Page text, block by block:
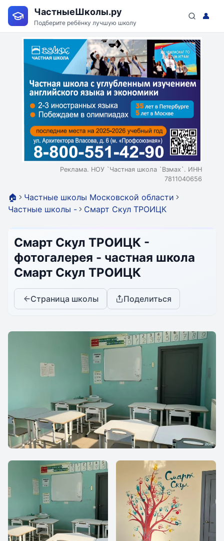
ЧастныеШколы.ру
Подберите ребёнку лучшую школу
👤
Реклама. НОУ `Частная школа `Взмах`. ИНН
7811040656
🏠
Частные школы Московской области
Частные школы -
Смарт Скул ТРОИЦК
Смарт Скул ТРОИЦК -
фотогалерея - частная школа
Смарт Скул ТРОИЦК
Страница школы Поделиться